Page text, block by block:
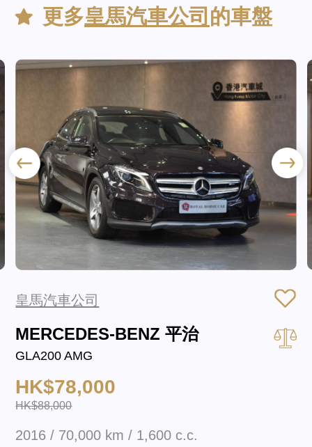
更多皇馬汽車公司 的車盤
皇馬汽車公司
MERCEDES-BENZ 平治
GLA200 AMG
HK$78,000
HK$88,000
2016 / 70,000 km / 1,600 c.c.